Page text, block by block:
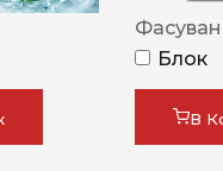
Блок
В